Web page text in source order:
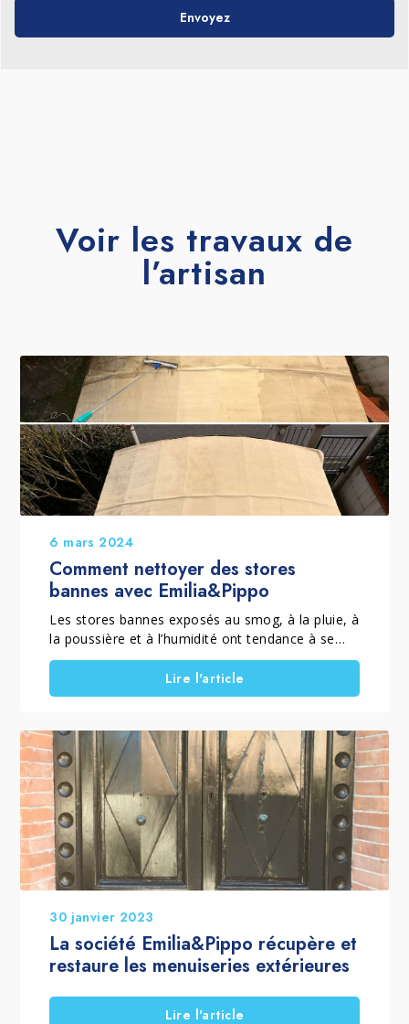
Voir les travaux de
l’artisan
6 mars 2024
Comment nettoyer des stores
bannes avec Emilia&Pippo
Les stores bannes exposés au smog, à la pluie, à
la poussière et à l’humidité ont tendance à se
salir et à perdre leur éclat avec le temps. Les
moisissures, les traces et les résidus
atmosphériques peuvent rendre le tissu terne et
entreprise spécialisée dans les nettoyages
approfondis et extraordinaires, a réalisé la
remise en état d’un store banne en polyester.
Pour obtenir un nettoyage efficace, l’entreprise a
utilisé PULISCI TENDE, un détergent détachant
spécifique pour les tissus extérieurs. Dans cet
article, nous découvrons la méthode utilisée
pour éliminer les salissures atmosphériques, les
traces ternes et les résidus accumulés sur la
Lire l'article
30 janvier 2023
La société Emilia&Pippo récupère et
restaure les menuiseries extérieures
Lire l'article